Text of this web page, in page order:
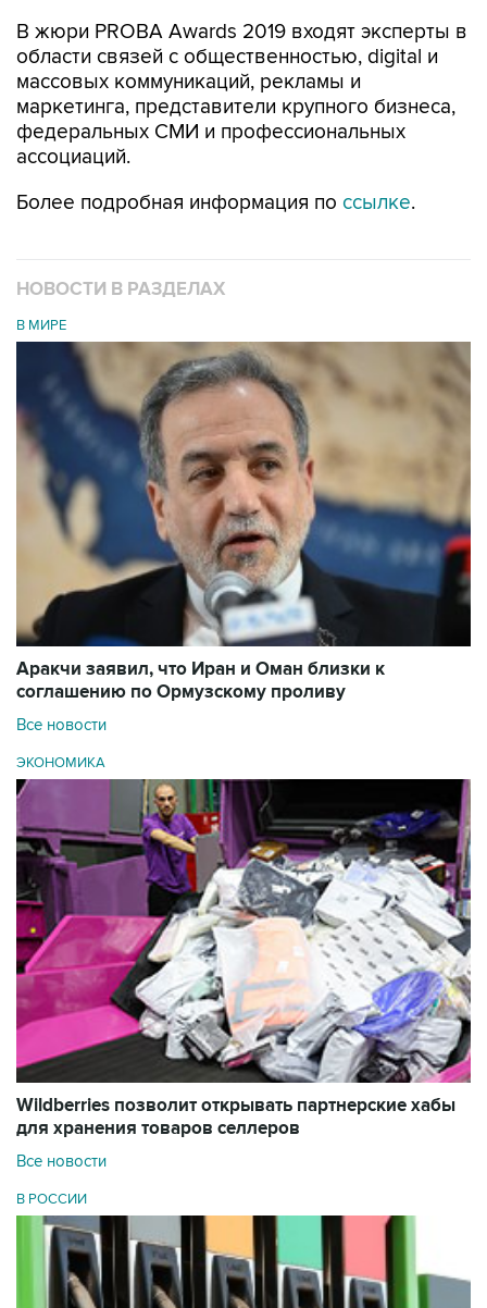
В жюри PROBA Awards 2019 входят эксперты в
области связей с общественностью, digital и
массовых коммуникаций, рекламы и
маркетинга, представители крупного бизнеса,
федеральных СМИ и профессиональных
ассоциаций.
Более подробная информация по ссылке.
НОВОСТИ В РАЗДЕЛАХ
В МИРЕ
Аракчи заявил, что Иран и Оман близки к
соглашению по Ормузскому проливу
Все новости
ЭКОНОМИКА
Wildberries позволит открывать партнерские хабы
для хранения товаров селлеров
Все новости
В РОССИИ